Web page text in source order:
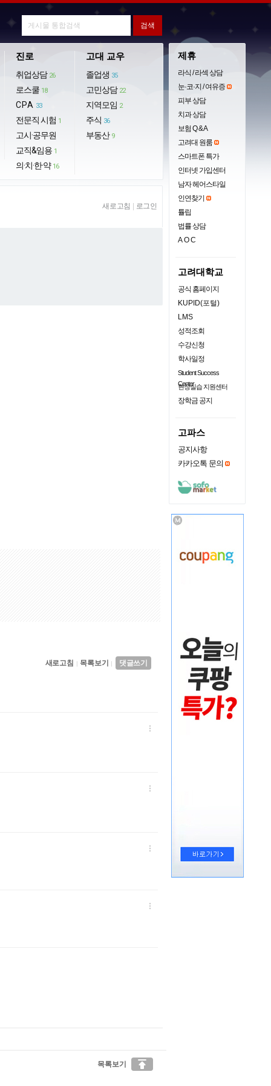
진로
취업상담 26
로스쿨 18
CPA 33
전문직 시험 1
고시·공무원
교직&임용 1
의·치·한·약 16
고대 교우
졸업생 35
고민상담 22
지역모임 2
주식 36
부동산 9
새로고침 로그인
새로고침 | 목록보기 | 댓글쓰기




목록보기 
제휴
라식 / 라섹 상담
눈·코·지 / 여유증
피부 상담
치과 상담
보험 Q & A
고려대 원룸
스마트폰 특가
인터넷 가입센터
남자 헤어스타일
인연찾기
튤립
법률 상담
AOC
고려대학교
공식 홈페이지
KUPID(포털)
LMS
성적조회
수강신청
학사일정
Student Success
Center
현장실습 지원센터
장학금 공지
고파스
공지사항
카카오톡 문의